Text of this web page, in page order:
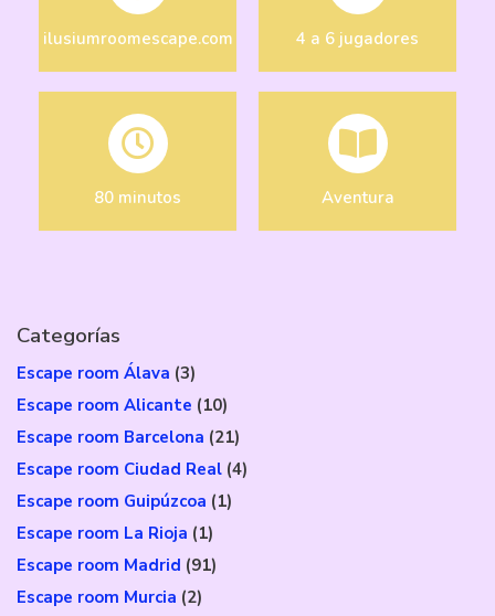
ilusiumroomescape.com 4 a 6 jugadores
80 minutos Aventura
Categorías
Escape room Álava (3)
Escape room Alicante (10)
Escape room Barcelona (21)
Escape room Ciudad Real (4)
Escape room Guipúzcoa (1)
Escape room La Rioja (1)
Escape room Madrid (91)
Escape room Murcia (2)